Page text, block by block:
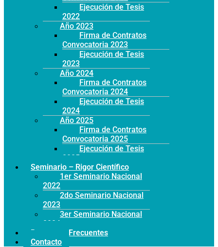
Ejecución de Tesis
2022
Año 2023
Firma de Contratos
Convocatoria 2023
Ejecución de Tesis
2023
Año 2024
Firma de Contratos
Convocatoria 2024
Ejecución de Tesis
2024
Año 2025
Firma de Contratos
Convocatoria 2025
Ejecución de Tesis
2025
Seminario – Rigor Científico
1er Seminario Nacional
2022
2do Seminario Nacional
2023
3er Seminario Nacional
2024
Preguntas Frecuentes
Contacto